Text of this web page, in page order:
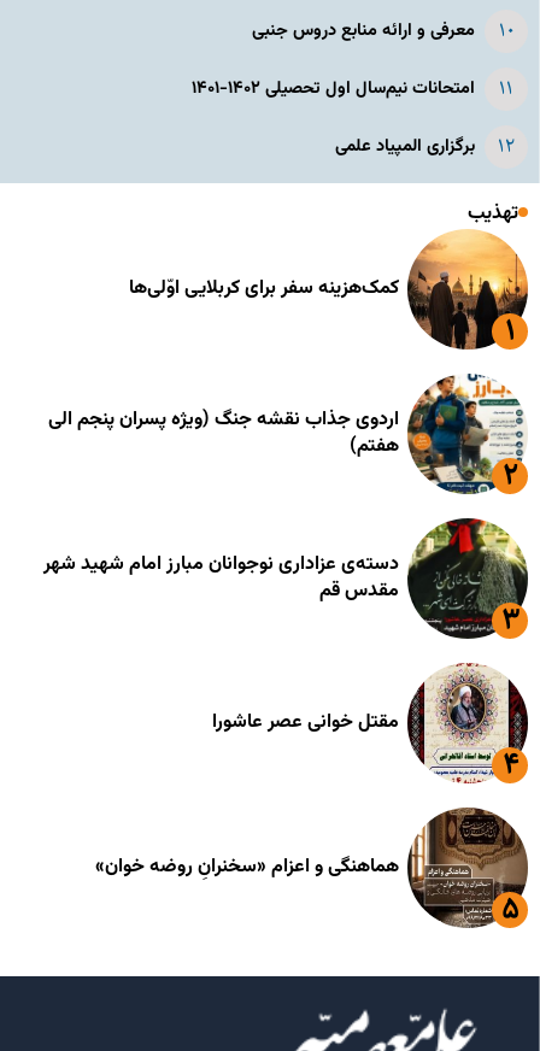
معرفی و ارائه منابع دروس جنبی
امتحانات نیم‌سال اول تحصیلی ۱۴۰۲-۱۴۰۱
برگزاری المپیاد علمی
تهذیب
کمک‌هزینه سفر برای کربلایی اوّلی‌ها
اردوی جذاب نقشه جنگ (ویژه پسران پنجم الی
هفتم)
دسته‌ی عزاداری نوجوانان مبارز امام شهید شهر
مقدس قم
مقتل خوانی عصر عاشورا
هماهنگی و اعزام «سخنرانِ روضه خوان»